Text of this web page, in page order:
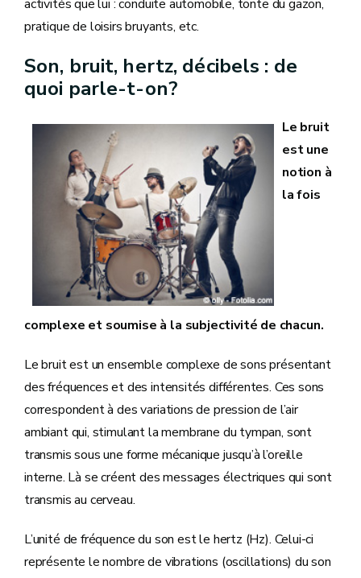
activités que lui : conduite automobile, tonte du gazon,
pratique de loisirs bruyants, etc.
Son, bruit, hertz, décibels : de
quoi parle-t-on?
Le bruit
est une
notion à
la fois
complexe et soumise à la subjectivité de chacun.
Le bruit est un ensemble complexe de sons présentant
des fréquences et des intensités différentes. Ces sons
correspondent à des variations de pression de l’air
ambiant qui, stimulant la membrane du tympan, sont
transmis sous une forme mécanique jusqu’à l’oreille
interne. Là se créent des messages électriques qui sont
transmis au cerveau.
L’unité de fréquence du son est le hertz (Hz). Celui-ci
représente le nombre de vibrations (oscillations) du son